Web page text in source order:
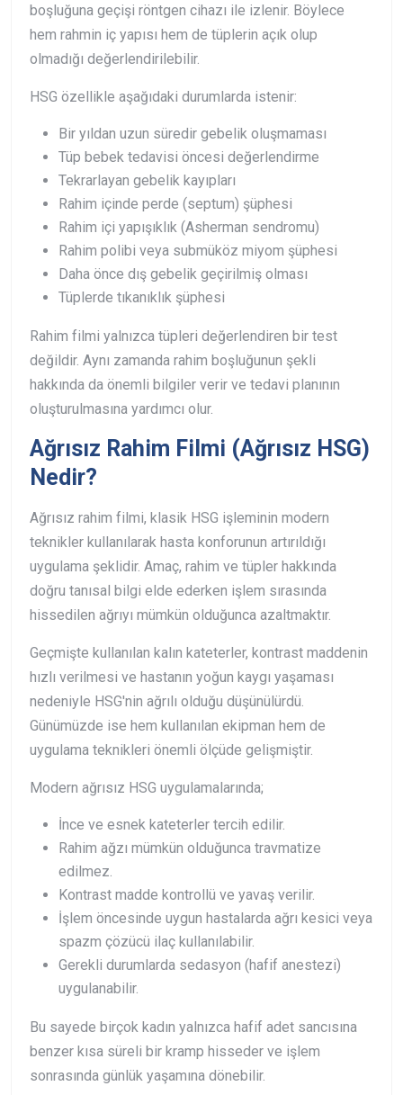
boşluğuna geçişi röntgen cihazı ile izlenir. Böylece
hem rahmin iç yapısı hem de tüplerin açık olup
olmadığı değerlendirilebilir.
HSG özellikle aşağıdaki durumlarda istenir:
Bir yıldan uzun süredir gebelik oluşmaması
Tüp bebek tedavisi öncesi değerlendirme
Tekrarlayan gebelik kayıpları
Rahim içinde perde (septum) şüphesi
Rahim içi yapışıklık (Asherman sendromu)
Rahim polibi veya submüköz miyom şüphesi
Daha önce dış gebelik geçirilmiş olması
Tüplerde tıkanıklık şüphesi
Rahim filmi yalnızca tüpleri değerlendiren bir test
değildir. Aynı zamanda rahim boşluğunun şekli
hakkında da önemli bilgiler verir ve tedavi planının
oluşturulmasına yardımcı olur.
Ağrısız Rahim Filmi (Ağrısız HSG)
Nedir?
Ağrısız rahim filmi, klasik HSG işleminin modern
teknikler kullanılarak hasta konforunun artırıldığı
uygulama şeklidir. Amaç, rahim ve tüpler hakkında
doğru tanısal bilgi elde ederken işlem sırasında
hissedilen ağrıyı mümkün olduğunca azaltmaktır.
Geçmişte kullanılan kalın kateterler, kontrast maddenin
hızlı verilmesi ve hastanın yoğun kaygı yaşaması
nedeniyle HSG'nin ağrılı olduğu düşünülürdü.
Günümüzde ise hem kullanılan ekipman hem de
uygulama teknikleri önemli ölçüde gelişmiştir.
Modern ağrısız HSG uygulamalarında;
İnce ve esnek kateterler tercih edilir.
Rahim ağzı mümkün olduğunca travmatize
edilmez.
Kontrast madde kontrollü ve yavaş verilir.
İşlem öncesinde uygun hastalarda ağrı kesici veya
spazm çözücü ilaç kullanılabilir.
Gerekli durumlarda sedasyon (hafif anestezi)
uygulanabilir.
Bu sayede birçok kadın yalnızca hafif adet sancısına
benzer kısa süreli bir kramp hisseder ve işlem
sonrasında günlük yaşamına dönebilir.